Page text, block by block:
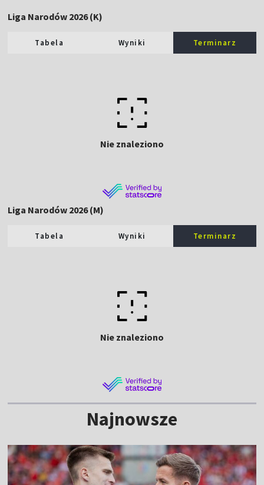
Liga Narodów 2026 (K)
Tabela Wyniki Terminarz
Nie znaleziono
Liga Narodów 2026 (M)
Tabela Wyniki Terminarz
Nie znaleziono
Najnowsze